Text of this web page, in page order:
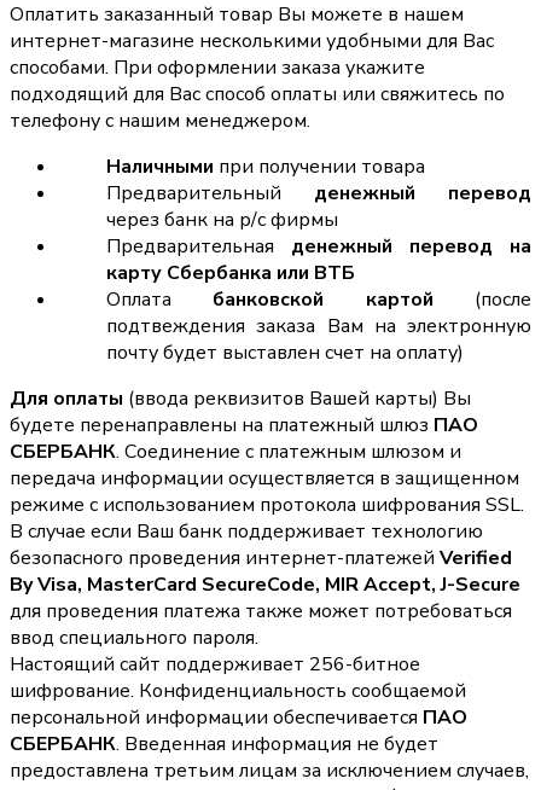
Оплатить заказанный товар Вы можете в нашем
интернет-магазине несколькими удобными для Вас
способами. При оформлении заказа укажите
подходящий для Вас способ оплаты или свяжитесь по
телефону с нашим менеджером.
Наличными при получении товара
Предварительный денежный перевод
через банк на р/с фирмы
Предварительная денежный перевод на
карту Сбербанка или ВТБ
Оплата банковской картой (после
подтвеждения заказа Вам на электронную
почту будет выставлен счет на оплату)
Для оплаты (ввода реквизитов Вашей карты) Вы
будете перенаправлены на платежный шлюз ПАО
СБЕРБАНК. Соединение с платежным шлюзом и
передача информации осуществляется в защищенном
режиме с использованием протокола шифрования SSL.
В случае если Ваш банк поддерживает технологию
безопасного проведения интернет-платежей Verified
By Visa, MasterCard SecureCode, MIR Accept, J-Secure
для проведения платежа также может потребоваться
ввод специального пароля.
Настоящий сайт поддерживает 256-битное
шифрование. Конфиденциальность сообщаемой
персональной информации обеспечивается ПАО
СБЕРБАНК. Введенная информация не будет
предоставлена третьим лицам за исключением случаев,